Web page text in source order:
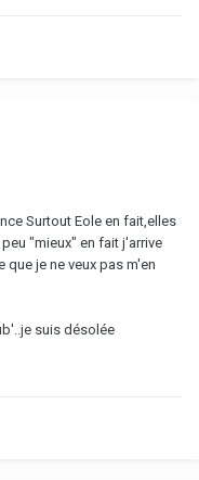
Surtout Eole en fait,elles
"mieux" en fait j'arrive
je ne veux pas m'en
suis désolée